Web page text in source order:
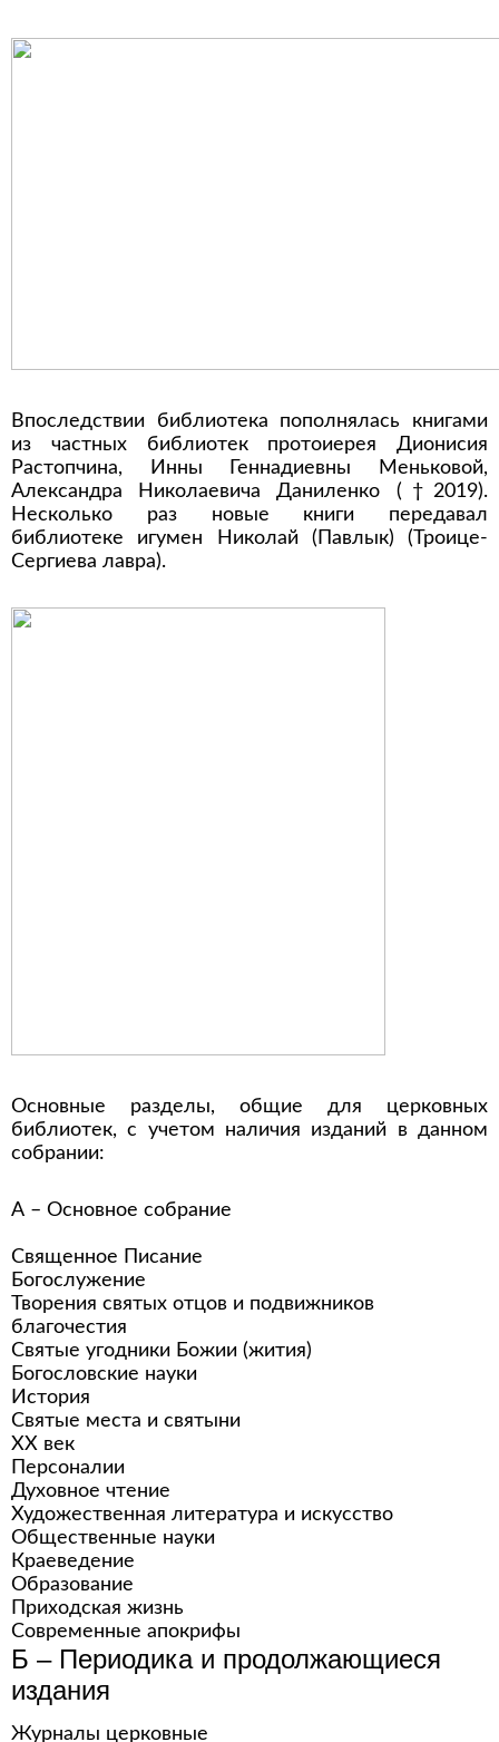
Впоследствии библиотека пополнялась книгами
из частных библиотек протоиерея Дионисия
Растопчина, Инны Геннадиевны Меньковой,
Александра Николаевича Даниленко (†2019).
Несколько раз новые книги передавал
библиотеке игумен Николай (Павлык) (Троице-
Сергиева лавра).
Основные разделы, общие для церковных
библиотек, с учетом наличия изданий в данном
собрании:
А – Основное собрание
Священное Писание
Богослужение
Творения святых отцов и подвижников
благочестия
Святые угодники Божии (жития)
Богословские науки
История
Святые места и святыни
XX век
Персоналии
Духовное чтение
Художественная литература и искусство
Общественные науки
Краеведение
Образование
Приходская жизнь
Современные апокрифы
Б – Периодика и продолжающиеся
издания
Журналы церковные